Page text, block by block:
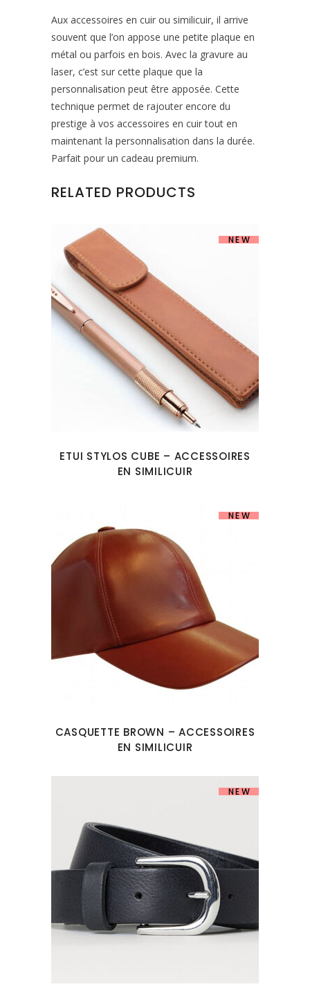
Aux accessoires en cuir ou similicuir, il arrive
souvent que l’on appose une petite plaque en
métal ou parfois en bois. Avec la gravure au
laser, c’est sur cette plaque que la
personnalisation peut être apposée. Cette
technique permet de rajouter encore du
prestige à vos accessoires en cuir tout en
maintenant la personnalisation dans la durée.
Parfait pour un cadeau premium.
RELATED PRODUCTS
NEW
ETUI STYLOS CUBE – ACCESSOIRES
EN SIMILICUIR
NEW
CASQUETTE BROWN – ACCESSOIRES
EN SIMILICUIR
NEW